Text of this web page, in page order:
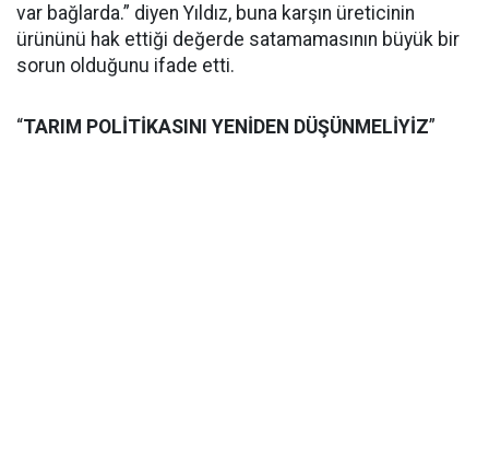
var bağlarda.” diyen Yıldız, buna karşın üreticinin
ürününü hak ettiği değerde satamamasının büyük bir
sorun olduğunu ifade etti.
“TARIM POLİTİKASINI YENİDEN DÜŞÜNMELİYİZ”